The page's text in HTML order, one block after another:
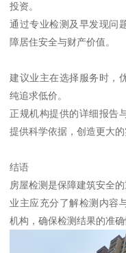
投资。
通过专业检测及早发现问
障居住安全与财产价值。
建议业主在选择服务时，
纯追求低价。
正规机构提供的详细报告
提供科学依据，创造更大的
结语
房屋检测是保障建筑安全
业主应充分了解检测内容
机构，确保检测结果的准确